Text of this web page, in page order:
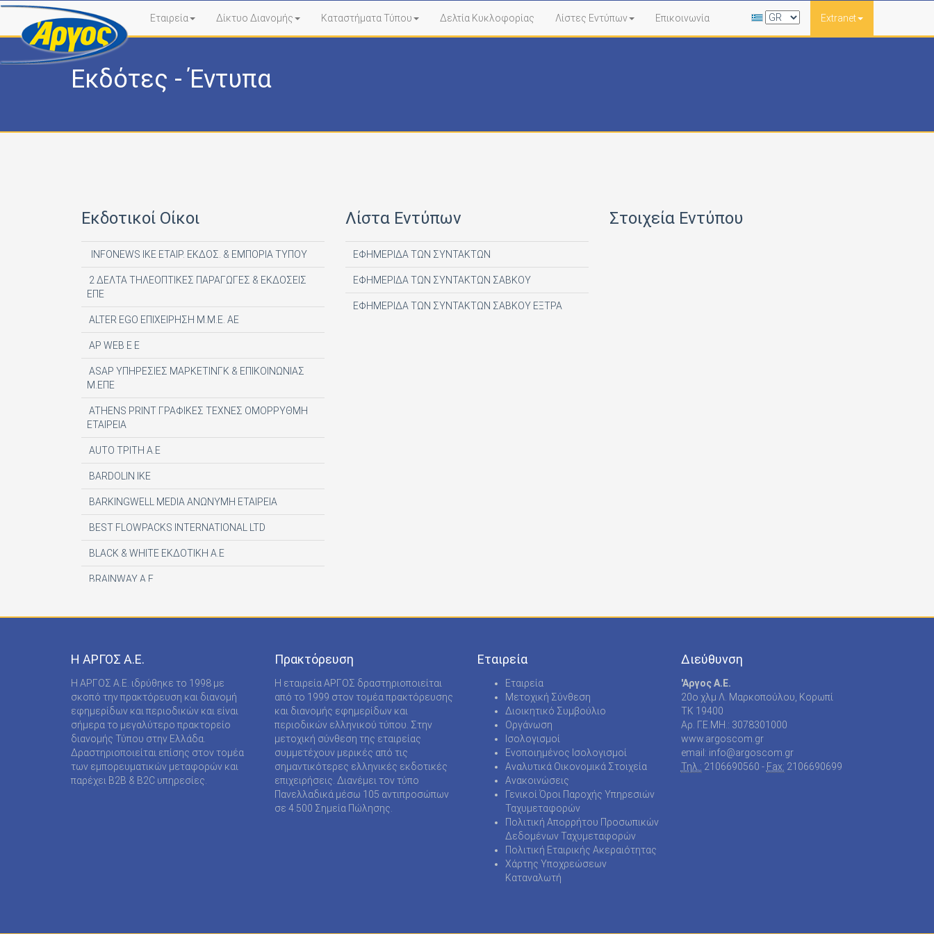
Εταιρεία Δίκτυο Διανομής Καταστήματα Τύπου Δελτία Κυκλοφορίας Λίστες Εντύπων Επικοινωνία Extranet
Εκδότες - Έντυπα
Εκδοτικοί Οίκοι
INFONEWS ΙΚΕ ΕΤΑΙΡ. ΕΚΔΟΣ. & ΕΜΠΟΡΙΑ ΤΥΠΟΥ
2 ΔΕΛΤΑ ΤΗΛΕΟΠΤΙΚΕΣ ΠΑΡΑΓΩΓΕΣ & ΕΚΔΟΣΕΙΣ
ΕΠΕ
ALTER EGO ΕΠΙΧΕΙΡΗΣΗ Μ.Μ.Ε. ΑΕ
AP WEB Ε Ε
ASAP ΥΠΗΡΕΣΙΕΣ ΜΑΡΚΕΤΙΝΓΚ & ΕΠΙΚΟΙΝΩΝΙΑΣ
Μ.ΕΠΕ
ATHENS PRINT ΓΡΑΦΙΚΕΣ ΤΕΧΝΕΣ ΟΜΟΡΡΥΘΜΗ
ΕΤΑΙΡΕΙΑ
AUTO ΤΡΙΤΗ Α.Ε
BARDOLIN ΙΚΕ
BARKINGWELL MEDIA ΑΝΩΝΥΜΗ ΕΤΑΙΡΕΙΑ
BEST FLOWPACKS INTERNATIONAL LTD
BLACK & WHITE ΕΚΔΟΤΙΚΗ Α.Ε
BRAINWAY A.E
DE AGOSTINI PUBLISHING SPA
DIGITAL CONTENT S.A.
DIGITAL MEDIA EPTA LTD ΥΠΟΚΑΤΑΣΤΗΜΑ
ΑΛΛΟΔΑΠΗΣ
DOCUMENTO MEDIA ΜΟΝΟΠΡΟΣΩΠΗ ΙΚΕ
EK ARCHITECTURAL PUBLICATIONS LTD
Λίστα Εντύπων
ΕΦΗΜΕΡΙΔΑ ΤΩΝ ΣΥΝΤΑΚΤΩΝ
ΕΦΗΜΕΡΙΔΑ ΤΩΝ ΣΥΝΤΑΚΤΩΝ ΣΑΒΚΟΥ
ΕΦΗΜΕΡΙΔΑ ΤΩΝ ΣΥΝΤΑΚΤΩΝ ΣΑΒΚΟΥ ΕΞΤΡΑ
Στοιχεία Εντύπου
Η ΑΡΓΟΣ A.E.
Η ΑΡΓΟΣ A.E. ιδρύθηκε το 1998 με
σκοπό την πρακτόρευση και διανομή
εφημερίδων και περιοδικών και είναι
σήμερα το μεγαλύτερο πρακτορείο
διανομής Τύπου στην Ελλάδα.
Δραστηριοποιείται επίσης στον τομέα
των εμπορευματικών μεταφορών και
παρέχει B2B & B2C υπηρεσίες.
Πρακτόρευση
Η εταιρεία ΑΡΓΟΣ δραστηριοποιείται
από το 1999 στον τομέα πρακτόρευσης
και διανομής εφημερίδων και
περιοδικών ελληνικού τύπου. Στην
μετοχική σύνθεση της εταιρείας
συμμετέχουν μερικές από τις
σημαντικότερες ελληνικές εκδοτικές
επιχειρήσεις. Διανέμει τον τύπο
Πανελλαδικά μέσω 105 αντιπροσώπων
σε 4.500 Σημεία Πώλησης.
Εταιρεία
Εταιρεία
Μετοχική Σύνθεση
Διοικητικό Συμβούλιο
Οργάνωση
Ισολογισμοί
Ενοποιημένος Ισολογισμοί
Αναλυτικά Οικονομικά Στοιχεία
Ανακοινώσεις
Γενικοί Όροι Παροχής Υπηρεσιών
Ταχυμεταφορών
Πολιτική Απορρήτου Προσωπικών
Δεδομένων Ταχυμεταφορών
Πολιτική Εταιρικής Ακεραιότητας
Χάρτης Υποχρεώσεων
Καταναλωτή
Διεύθυνση
'Αργος Α.Ε.
20o χλμ Λ. Μαρκοπούλου, Κορωπί
TK 19400
Αρ. Γ.Ε.ΜΗ.: 3078301000
www.argoscom.gr
email: info@argoscom.gr
Τηλ.: 2106690560 - Fax: 2106690699